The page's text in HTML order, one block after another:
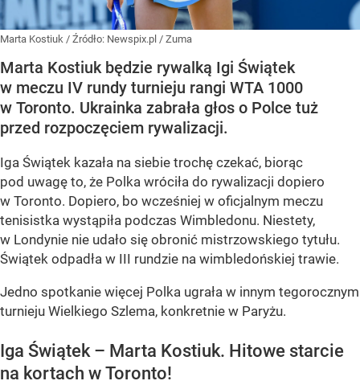
Marta Kostiuk / Źródło: Newspix.pl / Zuma
Marta Kostiuk będzie rywalką Igi Świątek
w meczu IV rundy turnieju rangi WTA 1000
w Toronto. Ukrainka zabrała głos o Polce tuż
przed rozpoczęciem rywalizacji.
Iga Świątek kazała na siebie trochę czekać, biorąc
pod uwagę to, że Polka wróciła do rywalizacji dopiero
w Toronto. Dopiero, bo wcześniej w oficjalnym meczu
tenisistka wystąpiła podczas Wimbledonu. Niestety,
w Londynie nie udało się obronić mistrzowskiego tytułu.
Świątek odpadła w III rundzie na wimbledońskiej trawie.
Jedno spotkanie więcej Polka ugrała w innym tegorocznym
turnieju Wielkiego Szlema, konkretnie w Paryżu.
Iga Świątek – Marta Kostiuk. Hitowe starcie
na kortach w Toronto!